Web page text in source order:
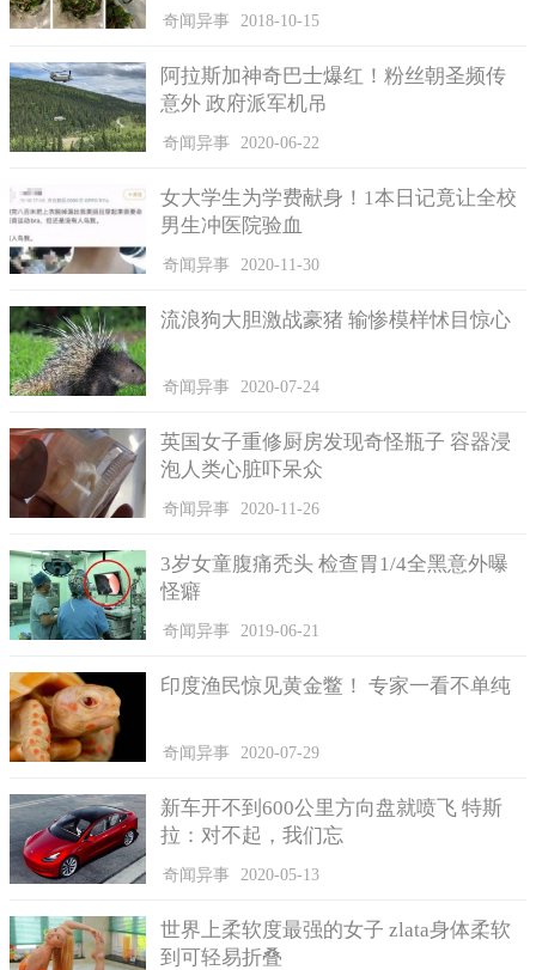
二、迪亚特洛夫事件真相
1990年，首席调查员列夫伊万诺夫在多次访谈讲到，他获得
地域高级首长的指令完毕案子调研并且数据调查报告所有被列入
现多起“光亮的航空圆球”目睹汇报而担忧，包含气象部门和军方
都有目击汇报。
秘密文件中包含案发那天晚上在案发地南端50公里处宿营的
另外探险队的带队的证词。他说他的探险队见到Kholat yakhl山方
位的星空里飘浮着怪异的黄白色圆球。伊万诺夫猜想一名滑冰对
员在夜里跨出帐蓬，见到圆球，就大声喊醒了别人。
在他们跑向原始林的当时，圆球将会暴炸了，杀掉了那四位
这一事件享有的保密级别表明滑冰队将会不经意中进到了军方的
某处密秘试验场，衬衫上的幅射适用他的叫法。
奇闻异事 2018-10-15
阿拉斯加神奇巴士爆红！粉丝朝圣频传
意外 政府派军机吊
奇闻异事 2020-06-22
女大学生为学费献身！1本日记竟让全校
男生冲医院验血
奇闻异事 2020-11-30
流浪狗大胆激战豪猪 输惨模样怵目惊心
奇闻异事 2020-07-24
英国女子重修厨房发现奇怪瓶子 容器浸
泡人类心脏吓呆众
奇闻异事 2020-11-26
3岁女童腹痛秃头 检查胃1/4全黑意外曝
怪癖
奇闻异事 2019-06-21
印度渔民惊见黄金鳖！ 专家一看不单纯
奇闻异事 2020-07-29
新车开不到600公里方向盘就喷飞 特斯
拉：对不起，我们忘
奇闻异事 2020-05-13
世界上柔软度最强的女子 zlata身体柔软
到可轻易折叠